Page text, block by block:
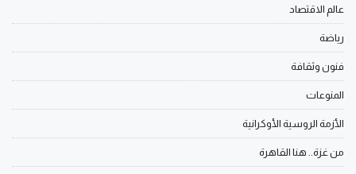
عالم الاقتصاد
رياضة
فنون وثقافة
المنوعات
الأزمة الروسية الأوكرانية
من غزة.. هنا القاهرة